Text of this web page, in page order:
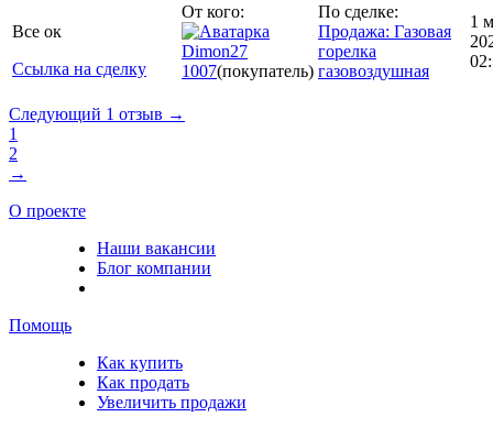
Все ок
Ссылка на сделку
От кого:
Dimon27
1007(покупатель)
По сделке:
Продажа: Газовая
горелка
газовоздушная
1
Следующий 1 отзыв →
1
2
→
О проекте
Наши вакансии
Блог компании
Помощь
Как купить
Как продать
Увеличить продажи